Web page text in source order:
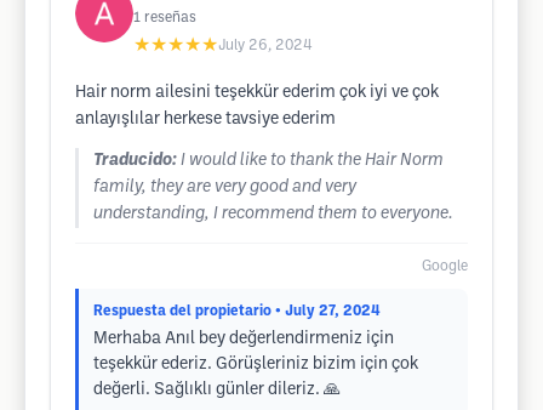
1 reseñas
★★★★★July 26, 2024
Hair norm ailesini teşekkür ederim çok iyi ve çok
anlayışlılar herkese tavsiye ederim
Traducido: I would like to thank the Hair Norm
family, they are very good and very
understanding, I recommend them to everyone.
Google
Respuesta del propietario • July 27, 2024
Merhaba Anıl bey değerlendirmeniz için
teşekkür ederiz. Görüşleriniz bizim için çok
değerli. Sağlıklı günler dileriz. 🙏